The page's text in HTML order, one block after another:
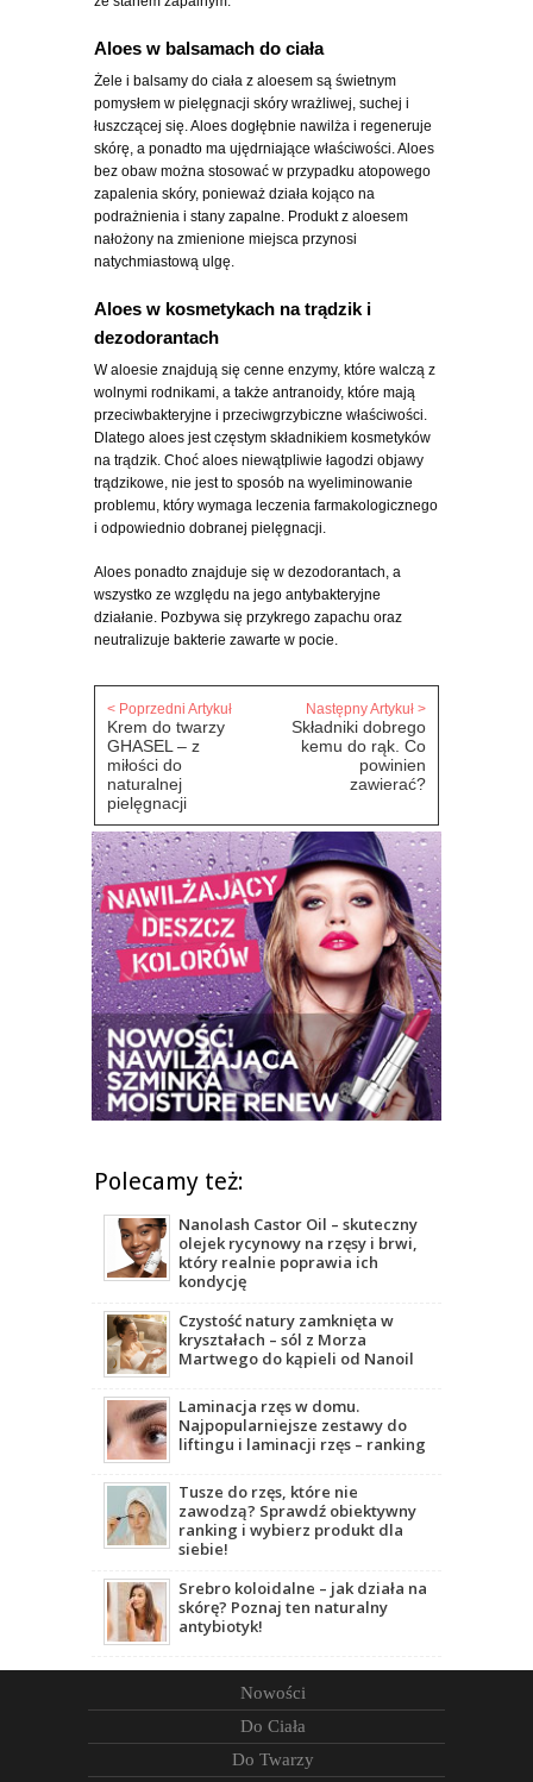
Aloes w balsamach do ciała
Żele i balsamy do ciała z aloesem są świetnym
pomysłem w pielęgnacji skóry wrażliwej, suchej i
łuszczącej się. Aloes dogłębnie nawilża i regeneruje
skórę, a ponadto ma ujędrniające właściwości. Aloes
bez obaw można stosować w przypadku atopowego
zapalenia skóry, ponieważ działa kojąco na
podrażnienia i stany zapalne. Produkt z aloesem
nałożony na zmienione miejsca przynosi
natychmiastową ulgę.
Aloes w kosmetykach na trądzik i
dezodorantach
W aloesie znajdują się cenne enzymy, które walczą z
wolnymi rodnikami, a także antranoidy, które mają
przeciwbakteryjne i przeciwgrzybiczne właściwości.
Dlatego aloes jest częstym składnikiem kosmetyków
na trądzik. Choć aloes niewątpliwie łagodzi objawy
trądzikowe, nie jest to sposób na wyeliminowanie
problemu, który wymaga leczenia farmakologicznego
i odpowiednio dobranej pielęgnacji.
Aloes ponadto znajduje się w dezodorantach, a
wszystko ze względu na jego antybakteryjne
działanie. Pozbywa się przykrego zapachu oraz
neutralizuje bakterie zawarte w pocie.
< Poprzedni Artykuł
Krem do twarzy
GHASEL – z
miłości do
naturalnej
pielęgnacji
Następny Artykuł >
Składniki dobrego
kemu do rąk. Co
powinien
zawierać?
Polecamy też:
Nanolash Castor Oil – skuteczny
olejek rycynowy na rzęsy i brwi,
który realnie poprawia ich
kondycję
Czystość natury zamknięta w
kryształach – sól z Morza
Martwego do kąpieli od Nanoil
Laminacja rzęs w domu.
Najpopularniejsze zestawy do
liftingu i laminacji rzęs – ranking
Tusze do rzęs, które nie
zawodzą? Sprawdź obiektywny
ranking i wybierz produkt dla
siebie!
Srebro koloidalne – jak działa na
skórę? Poznaj ten naturalny
antybiotyk!
Nowości
Do Ciała
Do Twarzy